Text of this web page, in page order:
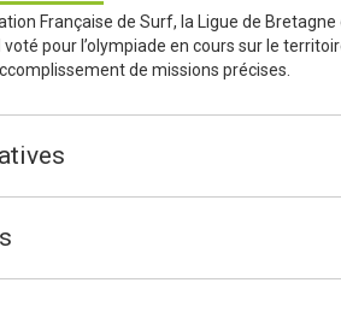
Française de Surf, la Ligue de
pour l’olympiade en cours sur le
de missions précises.